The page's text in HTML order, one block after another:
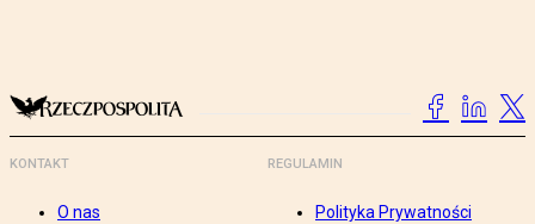
KONTAKT
O nas
REGULAMIN
Polityka Prywatności